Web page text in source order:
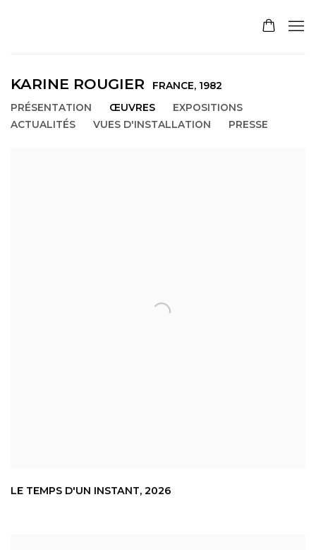
KARINE ROUGIER FRANCE, 1982
PRÉSENTATION
ŒUVRES
EXPOSITIONS
ACTUALITÉS
VUES D'INSTALLATION PRESSE
LE TEMPS D'UN INSTANT, 2026